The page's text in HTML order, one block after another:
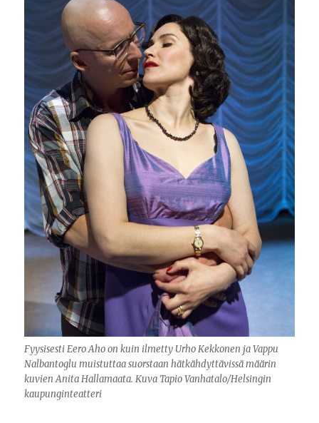
Fyysisesti Eero Aho on kuin ilmetty Urho Kekkonen ja Vappu
Nalbantoglu muistuttaa suorstaan hätkähdyttävissä määrin
kuvien Anita Hallamaata. Kuva Tapio Vanhatalo/Helsingin
kaupunginteatteri